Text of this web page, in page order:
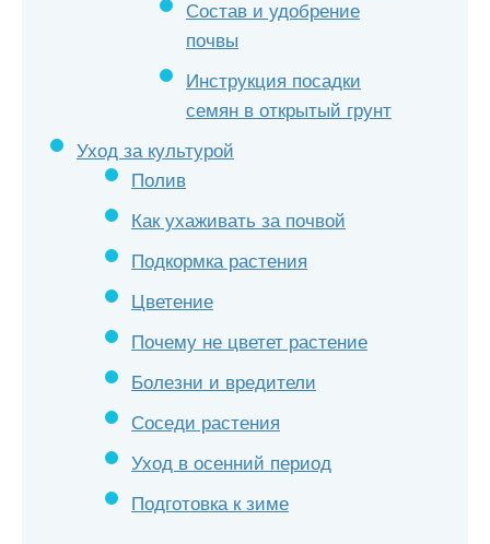
Состав и удобрение
почвы
Инструкция посадки
семян в открытый грунт
Уход за культурой
Полив
Как ухаживать за почвой
Подкормка растения
Цветение
Почему не цветет растение
Болезни и вредители
Соседи растения
Уход в осенний период
Подготовка к зиме